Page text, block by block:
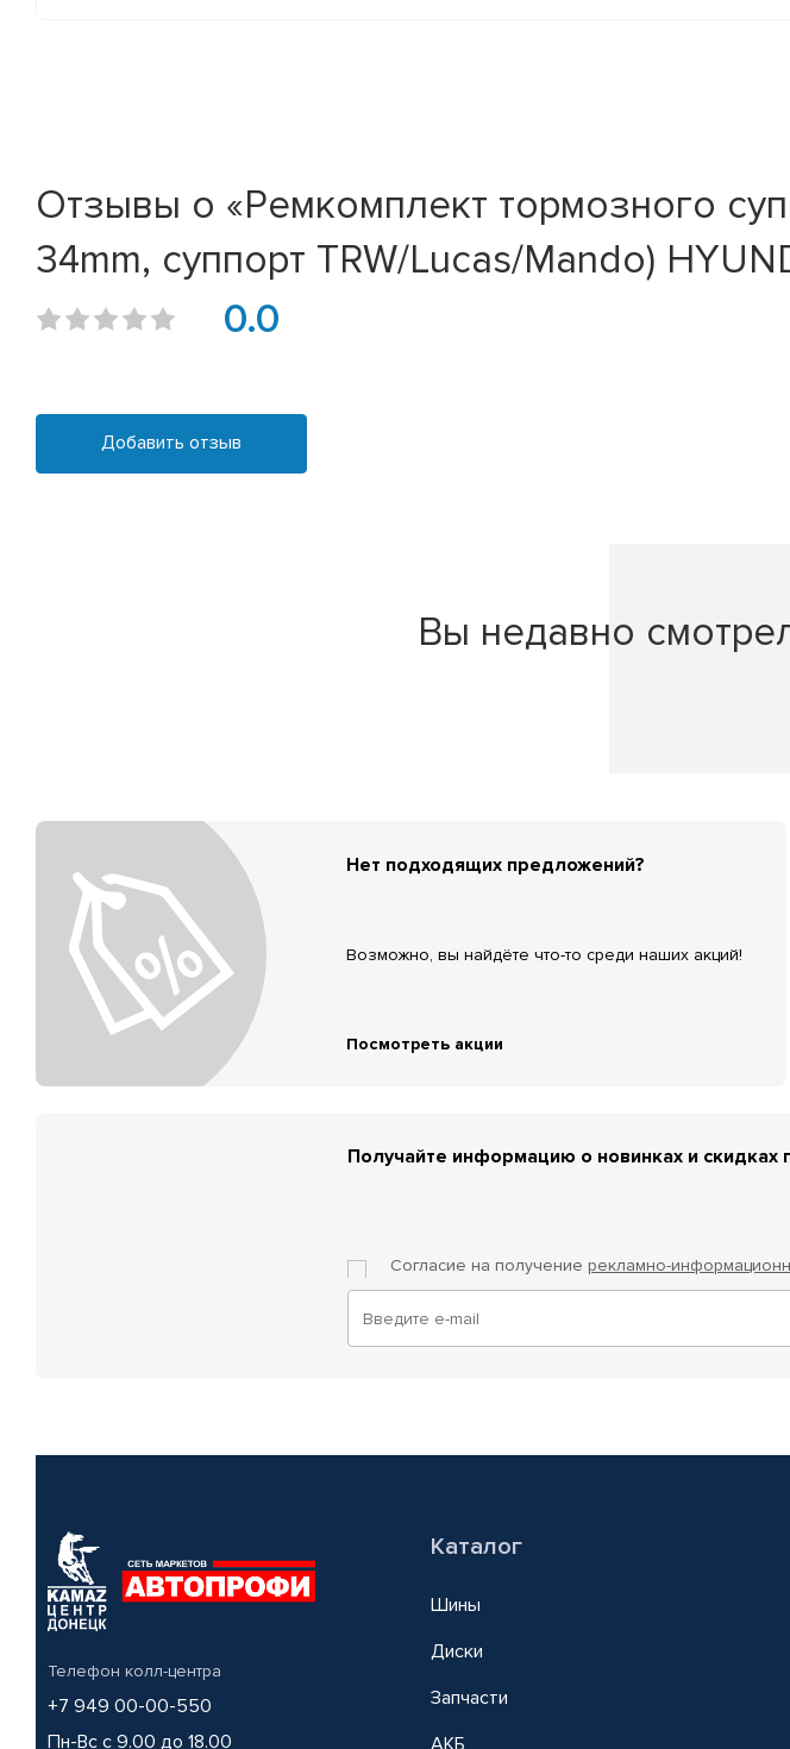
Отзывы о «Ремкомплект тормозного
34mm, суппорт TRW/Lucas/Mando)
0.0
Добавить отзыв
Вы недавно
Нет подходящих предложений?
Возможно, вы найдёте что-то среди наших акций!
Посмотреть акции
Получайте информацию о новинках и скидках
Согласие на получение рекламно-
Телефон колл-центра
+7 949 00-00-550
Пн-Вс с 9.00 до 18.00
Каталог
Шины
Диски
Запчасти
АКБ